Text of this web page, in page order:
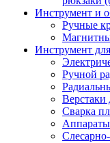
Инструмент и
Ручные
Инструмент
Ручной
Верстаки
Сварка
Аппараты